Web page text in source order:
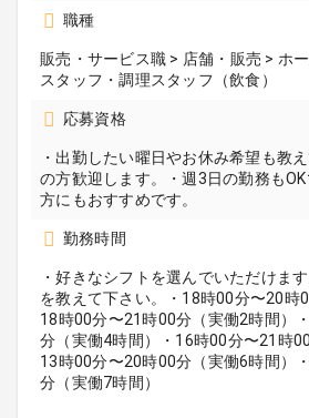
職種
販売・サービス職 > 店舗・販売 > ホ
スタッフ・調理スタッフ（飲食）
応募資格
・出勤したい曜日やお休み希望も教
の方歓迎します。・週3日の勤務も
方にもおすすめです。
勤務時間
・好きなシフトを選んでいただけま
を教えて下さい。・18時00分〜20時
18時00分〜21時00分（実働2時間）
分（実働4時間）・16時00分〜21時
13時00分〜20時00分（実働6時間）
分（実働7時間）